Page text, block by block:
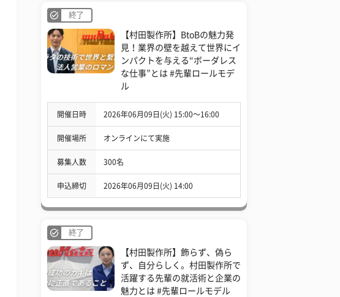
終了
【村田製作所】BtoBの魅力発
見！業界の壁を越えて世界にイ
ンパクトを与える“ボーダレス
な仕事”とは #先輩ロールモデ
ル
開催日時 2026年06月09日(火) 15:00〜16:00
開催場所 オンラインにて実施
募集人数 300名
申込締切 2026年06月09日(火) 14:00
終了
【村田製作所】飾らず、偽ら
ず、自分らしく。村田製作所で
活躍する先輩の就活術と企業の
魅力とは #先輩ロールモデル